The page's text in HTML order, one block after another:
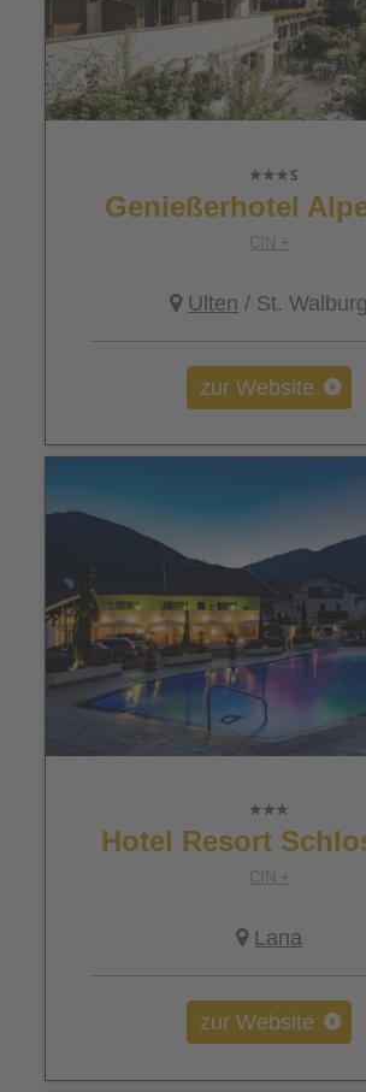
Genießerhotel
CIN +
Ulten / St. Walburg
zur Website
Hotel Resort
CIN +
Lana
zur Website